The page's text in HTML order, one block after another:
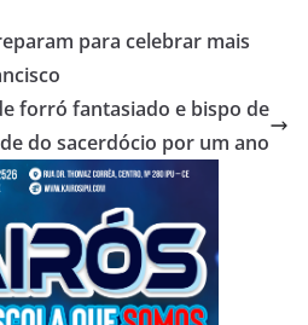
para celebrar mais
forró fantasiado e bispo de
do sacerdócio por um ano